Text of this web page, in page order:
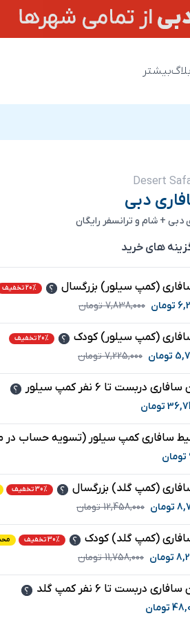
بلاگبیشتر
Desert
دبی
دبی + شام و ترانسفر رایگان
های خرید
(کمپ سیلور) بزرگسال 20% تخفیف
تومان 7,838,000 تومان
(کمپ سیلور) کودک 20% تخفیف
تومان 7,225,000 تومان
دربست تا 6 نفر کمپ سیلور
تومان
سافاری کمپ سیلور (تسویه حساب
تومان
(کمپ گلد) بزرگسال 30% تخفیف
تومان 12,458,000 تومان
(کمپ گلد) کودک 30% تخفیف
تومان 11,758,000 تومان
دربست تا 6 نفر کمپ گلد
تومان